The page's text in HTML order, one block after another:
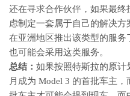
还在寻求合作伙伴，如果最
虑制定一套属于自己的解决
在亚洲地区推出该类型的服
也可能会采用这类服务。
总结： 如果按照特斯拉的原计
月成为 Model 3 的首批车主